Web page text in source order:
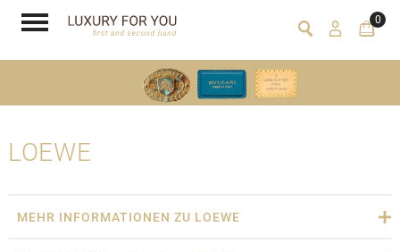
0
LOEWE
MEHR INFORMATIONEN ZU LOEWE